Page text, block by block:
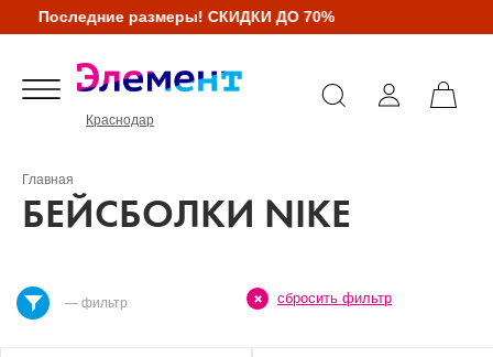
Последние размеры! СКИДКИ ДО 70%
Краснодар
Главная
БЕЙСБОЛКИ NIKE
— фильтр сбросить фильтр